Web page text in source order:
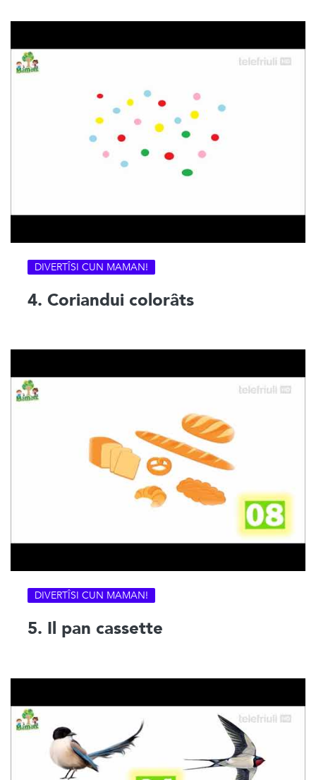
DIVERTÎSI CUN MAMAN!
4. Coriandui colorâts
DIVERTÎSI CUN MAMAN!
5. Il pan cassette